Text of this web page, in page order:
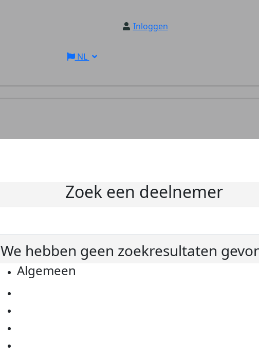
Inloggen
NL
Zoek een deelnemer
We hebben geen zoekresultaten
Algemeen